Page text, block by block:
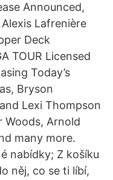
Announced,
Lafrenière
Deck
TOUR Licensed
Today’s
Bryson
Lexi Thompson
Woods, Arnold
many more.
nabídky; Z košíku
něj, co se ti líbí,